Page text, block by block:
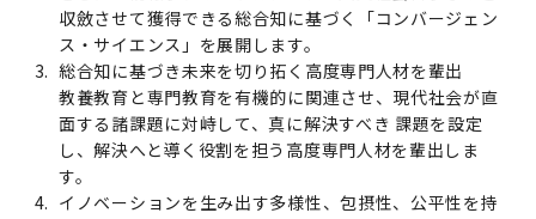
動物実験等に関する情報
企業等からの資金提供状況の公表
女性活躍推進法による一般事業主行動計画
次世代認定マーク「くるみん」を取得しました
（基準適合一般事業主認定）
学対象）の募集について
Call for Applications to TMDU-SPRING
Program (formerly the TMDU WISE
Program) for the 2024 Academic Year
大学院在学生
附属学校在学生
障害を理由とする差別の解消の推進に関する対
応要領
バリアフリーマップ
令和６年度（２０２４年度）東京医科歯科大学
「研究者早期育成コース」採用決定通知書授与
式を行いました。
令和５年度（２０２３年度）東京医科歯科大学
「研究者早期育成コース及び研究者養成コー
外国人留学生の就職情報について
就職活動体験談について
OB・OG情報について
2022年（38.1 MB）
2021年（PDF：71.9 MB）
2020年 （PDF：67.8MB）
2026年度
2025年度
2023年度
2023年（PDF：4.5MB）
2022年（PDF：53.8 MB）
2021年（PDF：4.5 MB）
大学統合時の教育・学生生活について（受験生
向け）
Regarding education and student life after
the integration（For prospective
students）
統合イノベーション機構
統合イノベーション機構トップ
医療ビッグデータによるトータル・ヘルスケア
イノベーション創出の基盤構築プロジェクト
若手研究者支援センター（統合研究機構）
研究基盤クラスター（統合研究機構）
研究基盤クラスター（統合研究機構）トップ
先端医歯工学創成クラスター（統合研究機構）
統合国際機構
統合情報機構（図書館部門・ITセキュリティ部
門）
統合情報機構（図書館部門・ITセキュリティ部
門）トップ
学生支援・保健管理機構
研究大学強化促進事業に関する情報・評価
収斂させて獲得できる総合知に基づく「コンバージェン
ス・サイエンス」を展開します。
3. 総合知に基づき未来を切り拓く高度専門人材を輩出
教養教育と専門教育を有機的に関連させ、現代社会が直
面する諸課題に対峙して、真に解決すべき 課題を設定
し、解決へと導く役割を担う高度専門人材を輩出しま
す。
4. イノベーションを生み出す多様性、包摂性、公平性を持